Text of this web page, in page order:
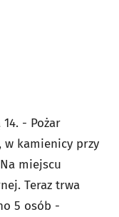
- Pożar
w kamienicy przy
miejscu
Teraz trwa
5 osób -